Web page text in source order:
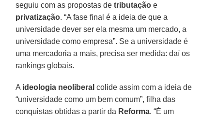
seguiu com as propostas detributaçãoe
privatização. “A fase final é a ideia de que a
universidade dever ser ela mesma um mercado, a
universidade como empresa”. Se a universidade é
uma mercadoria a mais, precisa ser medida: daí os
rankings globais.
A ideologia neoliberal colide assim com a ideia de
“universidade como um bem comum”, filha das
conquistas obtidas a partir da Reforma. “É um